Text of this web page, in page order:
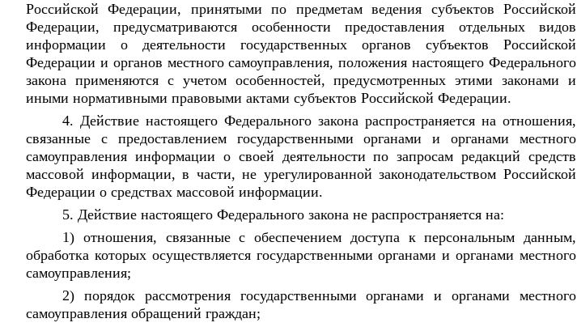
Российской Федерации, принятыми по предметам ведения субъектов Российской
Федерации, предусматриваются особенности предоставления отдельных видов
информации о деятельности государственных органов субъектов Российской
Федерации и органов местного самоуправления, положения настоящего Федерального
закона применяются с учетом особенностей, предусмотренных этими законами и
иными нормативными правовыми актами субъектов Российской Федерации.
4. Действие настоящего Федерального закона распространяется на отношения,
связанные с предоставлением государственными органами и органами местного
самоуправления информации о своей деятельности по запросам редакций средств
массовой информации, в части, не урегулированной законодательством Российской
Федерации о средствах массовой информации.
5. Действие настоящего Федерального закона не распространяется на:
1) отношения, связанные с обеспечением доступа к персональным данным,
обработка которых осуществляется государственными органами и органами местного
самоуправления;
2) порядок рассмотрения государственными органами и органами местного
самоуправления обращений граждан;